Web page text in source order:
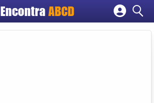
EncontraABCD
Cadastrar empresa